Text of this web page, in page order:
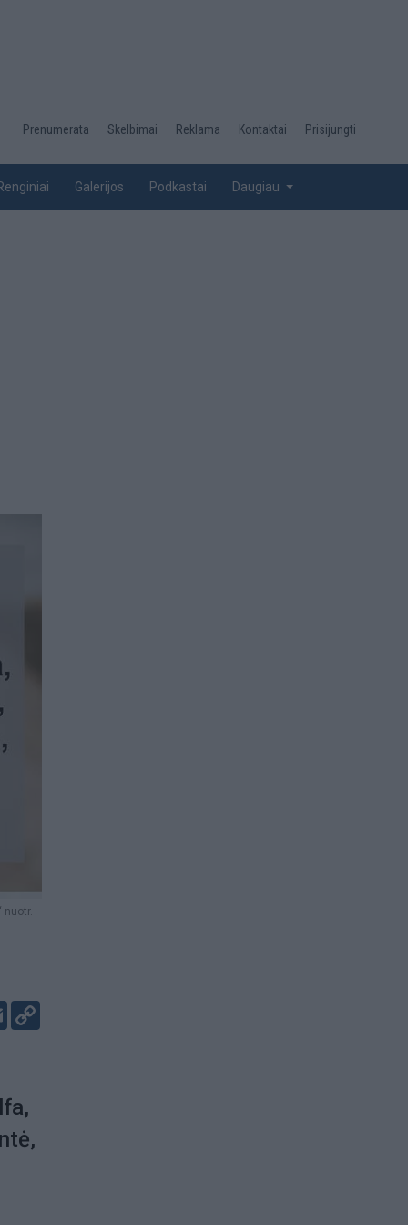
Desktop
top
Prenumerata Skelbimai Reklama Kontaktai Prisijungti
Galerijos Podkastai Daugiau
nuotr.
Email